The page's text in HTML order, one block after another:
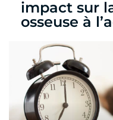
impact sur
osseuse à